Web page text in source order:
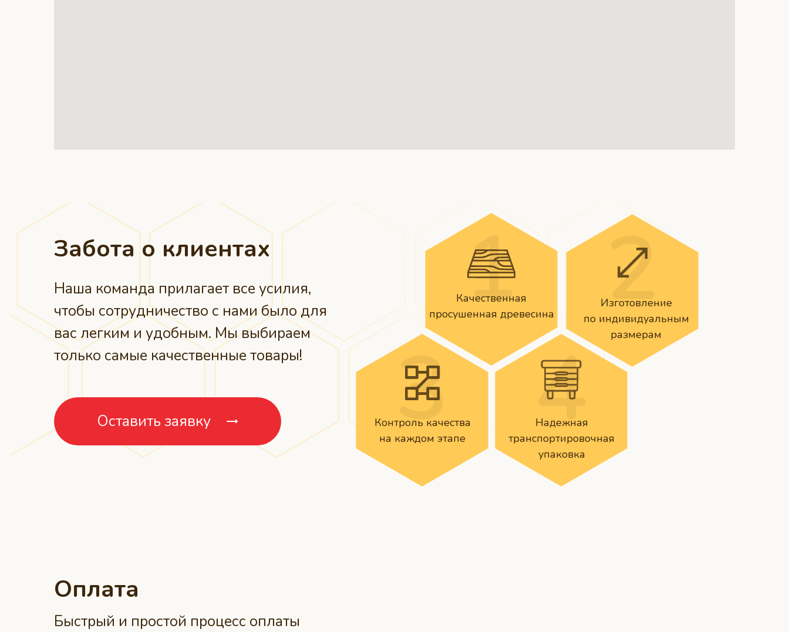
Забота о клиентах
Наша команда прилагает все усилия,
чтобы сотрудничество с нами было для
вас легким и удобным. Мы выбираем
только самые качественные товары!
Оставить заявку
Качественная
просушенная древесина
Контроль качества
на каждом этапе
Надежная
транспортировочная
упаковка
Изготовление
по индивидуальным
размерам
Оплата
Быстрый и простой процесс оплаты